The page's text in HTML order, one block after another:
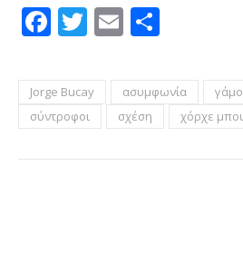
Facebook
Twitter
Email
Jorge Bucay ασυμφωνία
σύντροφοι
σχέση χόρχε